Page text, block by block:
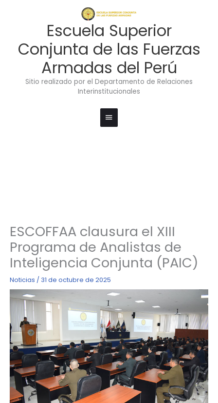
Escuela Superior
Conjunta de las Fuerzas
Armadas del Perú
Sitio realizado por el Departamento de Relaciones
Interinstitucionales
principal
ESCOFFAA clausura el XIII
Programa de Analistas de
Inteligencia Conjunta (PAIC)
Noticias / 31 de octubre de 2025